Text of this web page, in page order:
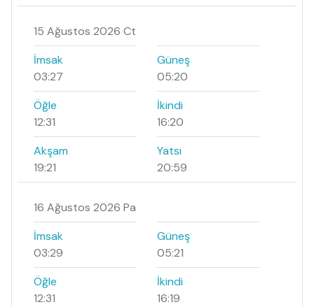
15 Ağustos 2026 Ct
İmsak
03:27
Güneş
05:20
Öğle
12:31
İkindi
16:20
Akşam
19:21
Yatsı
20:59
16 Ağustos 2026 Pa
İmsak
03:29
Güneş
05:21
Öğle
12:31
İkindi
16:19